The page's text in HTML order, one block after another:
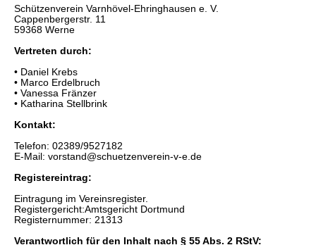
Schützenverein Varnhövel-Ehringhausen e. V.
Cappenbergerstr. 11
59368 Werne
Vertreten durch:
• Daniel Krebs
• Marco Erdelbruch
• Vanessa Fränzer
• Katharina Stellbrink
Kontakt:
Telefon: 02389/9527182
E-Mail: vorstand@schuetzenverein-v-e.de
Registereintrag:
Eintragung im Vereinsregister.
Registergericht:Amtsgericht Dortmund
Registernummer: 21313
Verantwortlich für den Inhalt nach § 55 Abs. 2 RStV: